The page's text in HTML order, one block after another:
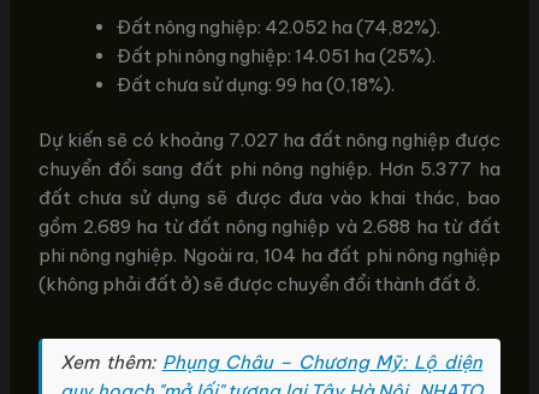
Đất nông nghiệp: 42.052 ha (74,82%).
Đất phi nông nghiệp: 14.051 ha (25%).
Đất chưa sử dụng: 99 ha (0,18%).
Dự kiến sẽ có khoảng 7.027 ha đất nông nghiệp được
chuyển đổi sang đất phi nông nghiệp. Hơn 5.377 ha
đất chưa sử dụng sẽ được đưa vào khai thác, bao
gồm 2.689 ha từ đất nông nghiệp và 2.688 ha từ đất
phi nông nghiệp. Ngoài ra, 104 ha đất phi nông nghiệp
(không phải đất ở) sẽ được chuyển đổi thành đất ở.
Xem thêm: Phụng Châu – Chương Mỹ: Lộ diện